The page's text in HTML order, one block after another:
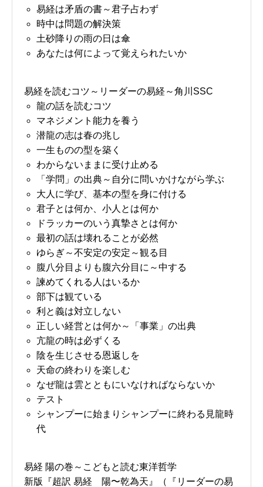
易経は矛盾の書～君子占わず
時中は問題の解決策
土砂降りの雨の日は傘
あなたは何によって覚えられたいか
易経を読むコツ～リーダーの易経～角川SSC
龍の話を読むコツ
マネジメント能力を養う
潜龍の志は春の兆し
一生ものの型を築く
わからないままに受け止める
「学問」の出典～自分に問いかけながら学ぶ
大人に学び、基本の型を身に付ける
君子とは何か、小人とは何か
ドラッカーのいう真摯さとは何か
最初の話は壊れることが必然
ゆらぎ～不安定の安定～観る目
腹八分目よりも腹六分目に～中する
諫めてくれる人はいるか
部下は観ている
利と義は対立しない
正しい経営とは何か～「事業」の出典
亢龍の時は必ずくる
陰を生じさせる恩返しを
天命の終わりを楽しむ
なぜ龍は雲とともにいなければならないか
テスト
シャンプーに始まりシャンプーに終わる見龍時
代
易経 陽の巻～こどもと読む東洋哲学
新版『超訳 易経 陽〜乾為天』（『リーダーの易